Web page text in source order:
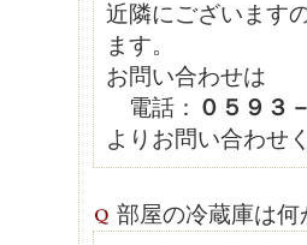
近隣にございます
ます。
お問い合わせは
電話： ０５９３
よりお問い合わせ
部屋の冷蔵庫は何